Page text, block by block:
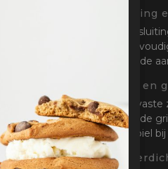
Sluiting
•
•
• Goede
Zool en
•
• Goede
• Stabiel